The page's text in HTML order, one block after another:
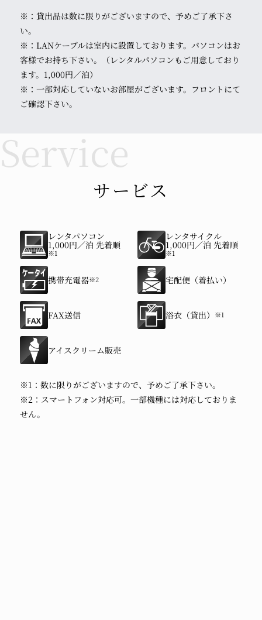
※：貸出品は数に限りがございますので、予めご了承下さ
い。
※：LANケーブルは室内に設置しております。パソコンはお
客様でお持ち下さい。（レンタルパソコンもご用意しており
ます。1,000円／泊）
※：一部対応していないお部屋がございます。フロントにて
ご確認下さい。
サービス
レンタパソコン
1,000円／泊 先着順
※1
レンタサイクル
1,000円／泊 先着順
※1
携帯充電器※2 宅配便（着払い）
FAX送信 浴衣（貸出） ※1
アイスクリーム販売
※1：数に限りがございますので、予めご了承下さい。
※2：スマートフォン対応可。一部機種には対応しておりま
せん。